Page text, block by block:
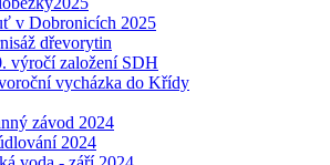
v Dobronicích 2025
dřevorytin
výročí založení SDH
vycházka do Křídy
závod 2024
2024